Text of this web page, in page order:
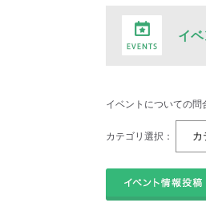
イ
イベントについての問
カテゴリ選択：